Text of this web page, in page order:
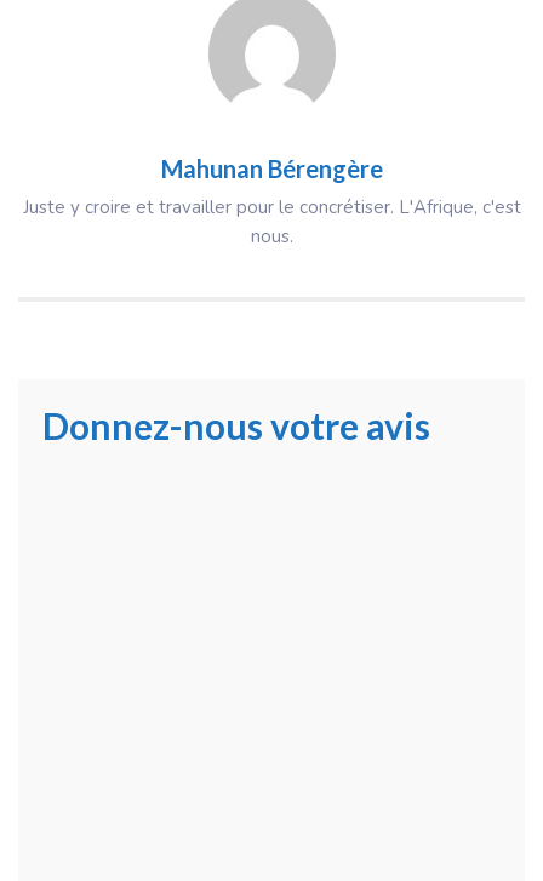
Mahunan Bérengère
Juste y croire et travailler pour le concrétiser. L'Afrique, c'est
nous.
Donnez-nous votre avis